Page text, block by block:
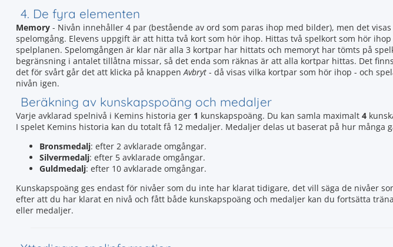
4. De fyra elementen
Memory - Nivån innehåller 4 par (bestående av ord som paras ihop med bilder), men det
spelomgång. Elevens uppgift är att hitta två kort som hör ihop. Hittas två spelkort som hör
spelplanen. Spelomgången är klar när alla 3 kortpar har hittats och memoryt har tömts på
begränsning i antalet tillåtna missar, så det enda som räknas är att alla kortpar hittas. Det
det för svårt går det att klicka på knappenAvbryt - då visas vilka kortpar som hör ihop - och
nivån igen.
Beräkning av kunskapspoäng och medaljer
Varje avklarad spelnivå i Kemins historia ger 1 kunskapspoäng. Du kan samla maximalt 4
I spelet Kemins historia kan du totalt få 12 medaljer. Medaljer delas ut baserat på hur många
Bronsmedalj: efter 2 avklarade omgångar.
Silvermedalj: efter 5 avklarade omgångar.
Guldmedalj: efter 10 avklarade omgångar.
Kunskapspoäng ges endast för nivåer som du inte har klarat tidigare, det vill säga de nivåer
efter att du har klarat en nivå och fått både kunskapspoäng och medaljer kan du fortsätta
eller medaljer.